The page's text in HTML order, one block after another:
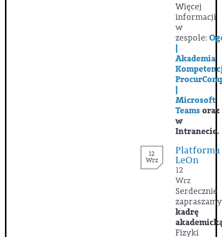
Więcej
informacji
w
zespole:
|
Akademia
|
Microsoft
Teams oraz
w
Intranecie.
12
Wrz
Platforma
LeOn
12
Wrz
Serdecznie
zapraszamy
kadrę
Fizyki